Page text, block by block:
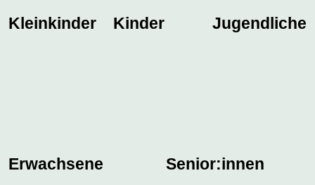
Kleinkinder Kinder Jugendliche
Erwachsene Senior:innen